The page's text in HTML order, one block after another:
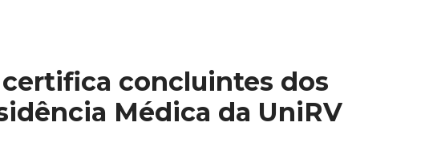
certifica concluintes dos
Médica da UniRV